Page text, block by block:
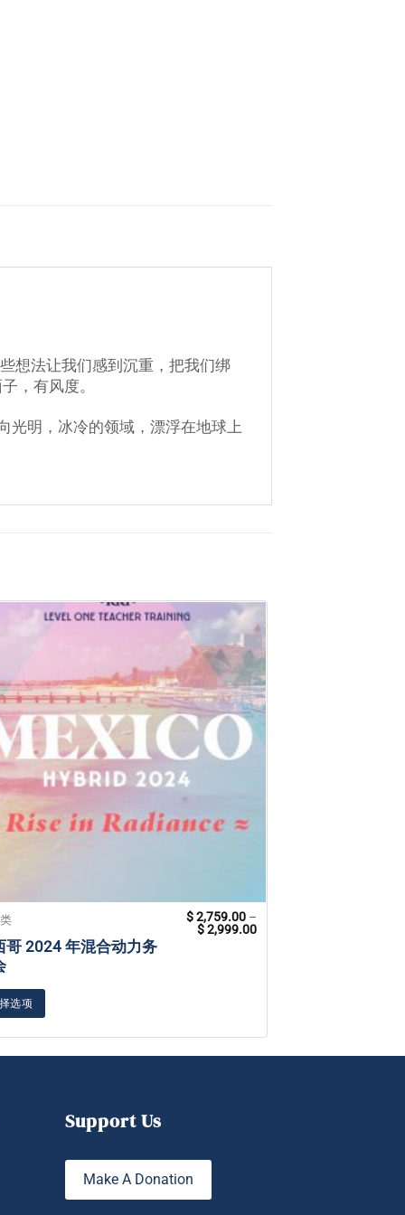
想法让我们感到沉重，把我们绑
，有风度。
光明，冰冷的领域，漂浮在地球上
哥 2024 年混合动力务
$2,759.00 –
$2,999.00价
选项
Support Us
Make A Donation